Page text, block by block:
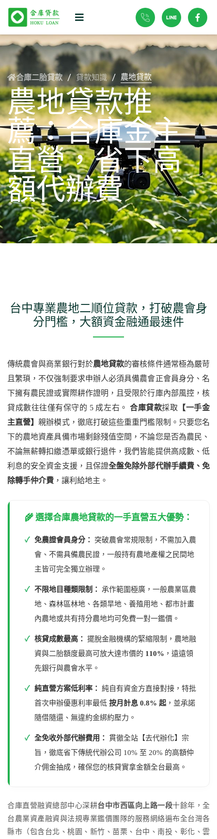
合庫二胎貸款 / 貸款知識 / 農地貸款
農地貸款推
薦：合庫金主
直營，省下高
額代辦費
台中專業農地二順位貸款，打破農會身
分門檻，大額資金融通最速件
傳統農會與商業銀行對於農地貸款的審核條件通常極為嚴苛
且繁瑣，不仅強制要求申辦人必須具備農會正會員身分、名
下擁有農民證或實際耕作證明，且受限於行庫內部風控，核
貸成數往往僅有保守的 5 成左右。合庫貸款採取 【一手金
主直營】親辦模式，徹底打破這些重重門檻限制。只要您名
下的農地資產具備市場剩餘殘值空間，不論您是否為農民、
不論無薪轉扣繳憑單或銀行退件，我們皆能提供高成數、低
利息的安全資金支援，且保證全盤免除外部代辦手續費、免
除轉手仲介費 ，讓利給地主。
🌾 選擇合庫農地貸款的一手直營五大優勢：
✓ 免農證會員身分： 突破農會常規限制，不需加入農
會、不需具備農民證，一般持有農地產權之民間地
主皆可完全獨立辦理。
✓ 不限地目種類限制： 承作範圍極廣，一般農業區農
地、森林區林地、各類旱地、養殖用地、都市計畫
內農地或共有持分農地均可免費一對一鑑價。
✓ 核貸成數最高： 擺脫金融機構的緊縮限制，農地融
資與二胎額度最高可放大達市價的 110% ，遠遠領
先銀行與農會水平。
✓ 純直營方案低利率： 純自有資金方直接對接，特批
首次申辦優惠利率最低 按月計息 0.8% 起，並承諾
隨借隨還、無違約金綁約壓力。
✓ 全免收外部代辦費用： 貫徹全站【去代辦化】宗
旨，徹底省下傳統代辦公司 10% 至 20% 的高額仲
介佣金抽成，確保您的核貸實拿金額全台最高。
合庫直營融資總部中心深耕台中市西區向上路一段十餘年，全
台農業資產融資與法規專業鑑價團隊的服務網絡遍布全台灣各
縣市（包含台北、桃園、新竹、苗栗、台中、南投、彰化、雲